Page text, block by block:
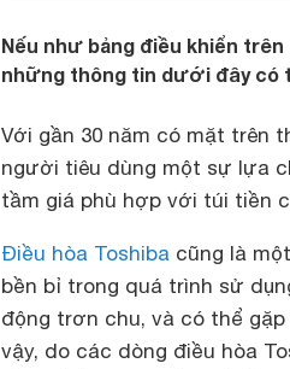
Nếu như bảng điều khiển
những thông tin dưới đây có
Với gần 30 năm có mặt trên
người tiêu dùng một sự lựa
tầm giá phù hợp với túi tiền
Điều hòa Toshiba cũng là
bền bỉ trong quá trình sử
động trơn chu, và có thể
vậy, do các dòng điều hòa